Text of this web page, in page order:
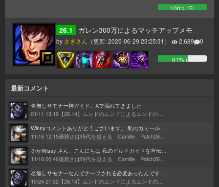
100% (5)
26.1 ガレン300万によるマッチアップメモ
by さぎさん （更新:2026-06-29 23:25:31 ） 2,689 0
61% (6
最新コメント
名無しサモナー神ガイド。Xで流れてきました
01/11 13:19 【26.14】ムンドのムンドによるムンドのためのムンドガイド
Wissyコメントありがとうございます。 私のカミールは、るか氏の記事とLiubai氏のプレイで構成されています。 何十回読んだかわからないくらいの大ファンです。記事のコンボ見て1時間くらいプラクティスに籠ったのもなつかしいです。 Discordの件送らせていただきます！！
11/16 12:15優雅さは時代を越える Camille Patch26.1～
るかWissy さん、こんにちは 私のビルドガイドを宣伝してくれてありがとうございました！ 私もまたガイドを更新しようかなと思わせる様なとても良いビルドガイドでした。 これからも頑張ってください！
11/16 00:46優雅さは時代を越える Camille Patch26.1～
名無しサモナーなんでナーフされる必要あったんですかね…。 そんな勝率高いわけでもないのに…。
10/24 21:52 【26.14】ムンドのムンドによるムンドのためのムンドガイド